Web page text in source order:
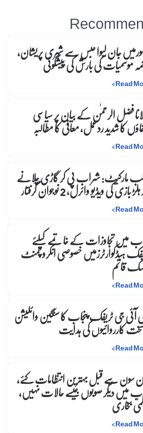
جان لیوا حبس سے شہری پریشان،
موسمیات کی بارش کی پیشگوئی
Read
>
فضل الرحمٰن کے بیان پر سیاسی
کا شدید ردعمل، معافی کا مطالبہ
Read
>
مارکیٹ: شراب پی کر گاڑی چلانے
بازی کی ویڈیو وائرل، 2 نوجوان گرفتار
Read
>
میں تجاوزات کے خاتمے کیلئے
ہیڈکوارٹرزمیں خصوصی انکروچمنٹ
قائم
Read
>
جی ٹریفک پنجاب کا سنگین وائلیشن
کارروائیوں کی ہدایت
Read
>
سون سے قبل بہترین انتظامات کئے،
میں دیگر صوبوں جیسے حالات نہیں،
بخاری
Read
>